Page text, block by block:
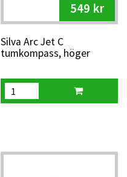
549 kr
Silva Arc Jet C
tumkompass, höger